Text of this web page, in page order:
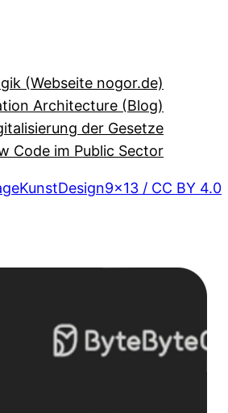
(Webseite nogor.de)
Architecture (Blog)
der Gesetze
Code im Public Sector
KunstDesign9×13 / CC BY 4.0